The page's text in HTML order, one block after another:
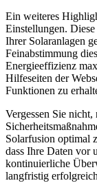
Ein weiteres
Einstellungen.
Ihrer Solaranlagen
Feinabstimmung
Energieeffizienz
Hilfeseiten der
Funktionen zu
Vergessen Sie
Solarfusion optimal
dass Ihre Daten vor
kontinuierliche
langfristig